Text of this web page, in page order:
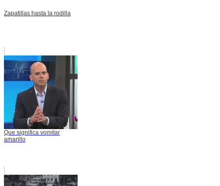
Zapatillas hasta la rodilla
Que significa vomitar
amarillo